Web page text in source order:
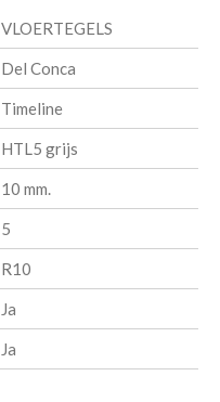
VLOERTEGELS
Del Conca
Timeline
HTL5 grijs
10 mm.
5
R10
Ja
Ja